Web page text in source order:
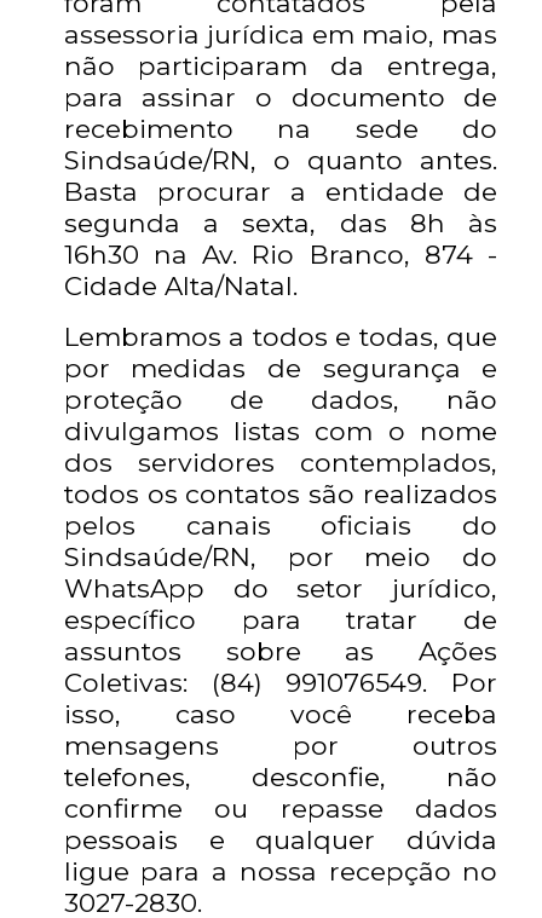
assessoria jurídica em maio, mas
não participaram da entrega,
para assinar o documento de
recebimento na sede do
Sindsaúde/RN, o quanto antes.
Basta procurar a entidade de
segunda a sexta, das 8h às
16h30 na Av. Rio Branco, 874 -
Cidade Alta/Natal.
Lembramos a todos e todas, que
por medidas de segurança e
proteção de dados, não
divulgamos listas com o nome
dos servidores contemplados,
todos os contatos são realizados
pelos canais oficiais do
Sindsaúde/RN, por meio do
WhatsApp do setor jurídico,
específico para tratar de
assuntos sobre as Ações
Coletivas: (84) 991076549. Por
isso, caso você receba
mensagens por outros
telefones, desconfie, não
confirme ou repasse dados
pessoais e qualquer dúvida
ligue para a nossa recepção no
3027-2830.